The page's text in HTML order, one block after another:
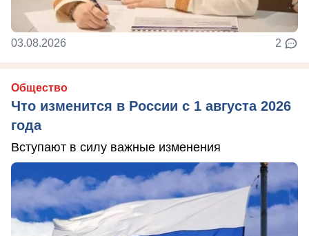
03.08.2026 2
Общество
Что изменится в России с 1 августа 2026
года
Вступают в силу важные изменения